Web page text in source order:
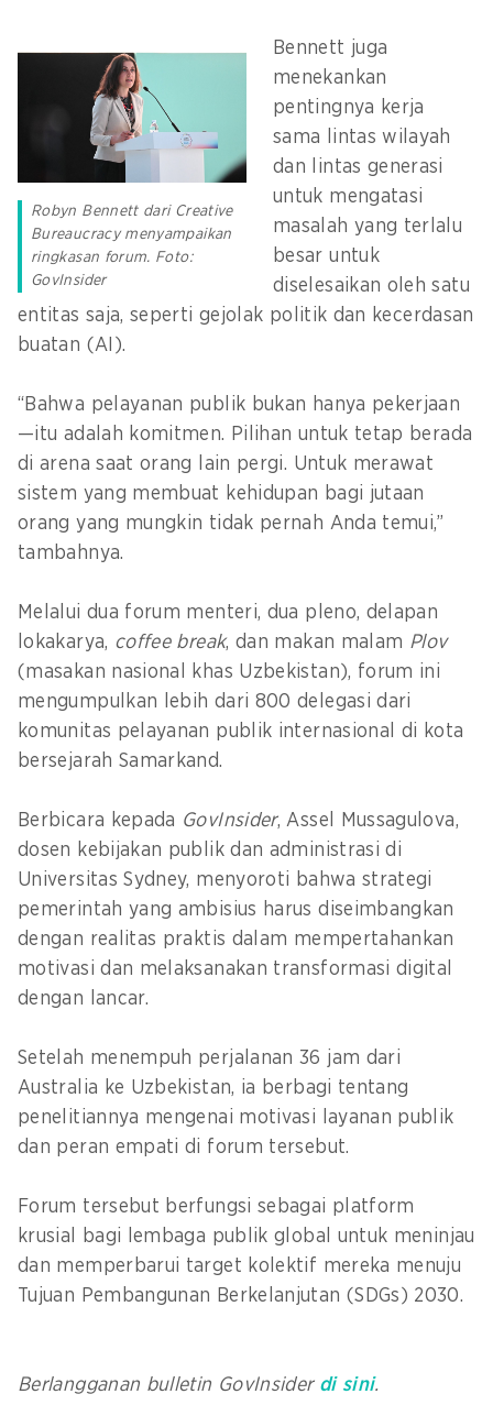
Robyn Bennett dari Creative
Bureaucracy menyampaikan
ringkasan forum. Foto:
GovInsider
Bennett juga
menekankan
pentingnya kerja
sama lintas wilayah
dan lintas generasi
untuk mengatasi
masalah yang terlalu
besar untuk
diselesaikan oleh satu
entitas saja, seperti gejolak politik dan kecerdasan
buatan (AI).
“Bahwa pelayanan publik bukan hanya pekerjaan
—itu adalah komitmen. Pilihan untuk tetap berada
di arena saat orang lain pergi. Untuk merawat
sistem yang membuat kehidupan bagi jutaan
orang yang mungkin tidak pernah Anda temui,”
tambahnya.
Melalui dua forum menteri, dua pleno, delapan
lokakarya, coffee break, dan makan malam Plov
(masakan nasional khas Uzbekistan), forum ini
mengumpulkan lebih dari 800 delegasi dari
komunitas pelayanan publik internasional di kota
bersejarah Samarkand.
Berbicara kepada GovInsider, Assel Mussagulova,
dosen kebijakan publik dan administrasi di
Universitas Sydney, menyoroti bahwa strategi
pemerintah yang ambisius harus diseimbangkan
dengan realitas praktis dalam mempertahankan
motivasi dan melaksanakan transformasi digital
dengan lancar.
Setelah menempuh perjalanan 36 jam dari
Australia ke Uzbekistan, ia berbagi tentang
penelitiannya mengenai motivasi layanan publik
dan peran empati di forum tersebut.
Forum tersebut berfungsi sebagai platform
krusial bagi lembaga publik global untuk meninjau
dan memperbarui target kolektif mereka menuju
Tujuan Pembangunan Berkelanjutan (SDGs) 2030.
Berlangganan bulletin GovInsider di sini.